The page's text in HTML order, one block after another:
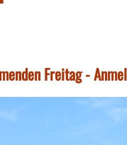
Freitag -